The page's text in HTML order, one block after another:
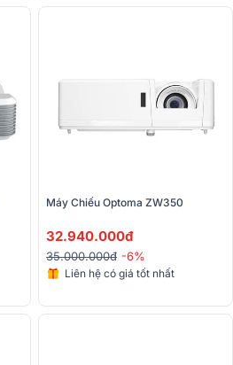
Máy Chiếu Optoma ZW350
32.940.000đ
35.000.000đ -6%
Liên hệ có giá tốt nhất